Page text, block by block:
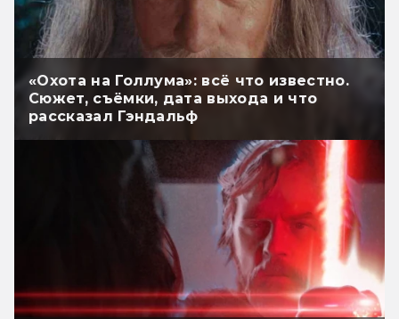
«Охота на Голлума»: всё что известно.
Сюжет, съёмки, дата выхода и что
рассказал Гэндальф